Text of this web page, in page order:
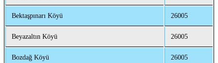
Bektaşpınarı Köyü 26005
Beyazaltın Köyü 26005
Bozdağ Köyü 26005